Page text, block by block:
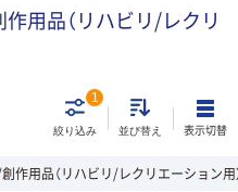
用品（リハビリ/レクリ
絞り込み
1
並び替え 表示切替
作用品（リハビリ/レクリエーション用